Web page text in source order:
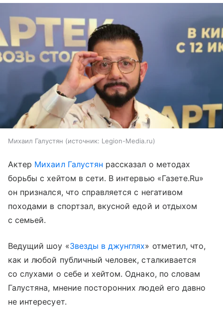
Михаил Галустян источник: Legion-Media.ru
Актер Михаил Галустян рассказал о методах
борьбы с хейтом в сети. В интервью «Газете.Ru»
он признался, что справляется с негативом
походами в спортзал, вкусной едой и отдыхом
с семьей.
Ведущий шоу «Звезды в джунглях» отметил, что,
как и любой публичный человек, сталкивается
со слухами о себе и хейтом. Однако, по словам
Галустяна, мнение посторонних людей его давно
не интересует.